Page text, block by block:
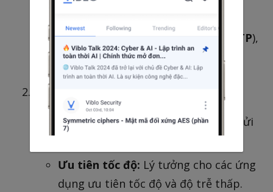
Dùng cho:
SMTP),
Truyền file (FTP).
UDP (User Datagram Protocol):
Không kết nối (Connectionless):
Gửi
dữ liệu đi mà không cần xác nhận.
Ưu tiên tốc độ: Lý tưởng cho các ứng
dụng ưu tiên tốc độ và độ trễ thấp.